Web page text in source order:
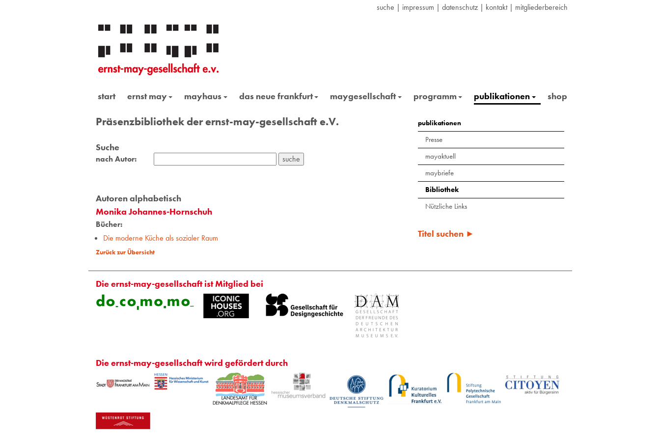
suche | impressum | datenschutz | kontakt| mitgliederbereich
start ernst may mayhaus das neue frankfurt maygesellschaft programm publikationen shop
Präsenzbibliothek der ernst-may-gesellschaft e.V.
Suche
nach Autor:
Autoren alphabetisch
Monika Johannes-Hornschuh
Bücher:
Die moderne Küche als sozialer Raum
Zurück zur Übersicht
publikationen
Presse
mayaktuell
maybriefe
Bibliothek
Nützliche Links
Titel suchen ►
Die ernst-may-gesellschaft ist Mitglied bei
Die ernst-may-gesellschaft wird gefördert durch